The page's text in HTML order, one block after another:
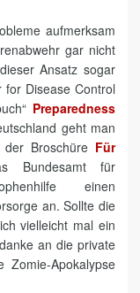
aufmerksam
gar nicht
Ansatz sogar
Disease Control
Preparedness
geht man
Broschüre Für
Bundesamt für
einen
an. Sollte die
vielleicht mal ein
an die private
Apokalypse